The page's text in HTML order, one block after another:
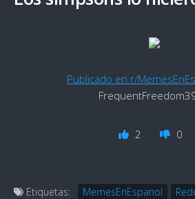
Publicado en r/
2 0
Etiquetas: MemesEnEspanol